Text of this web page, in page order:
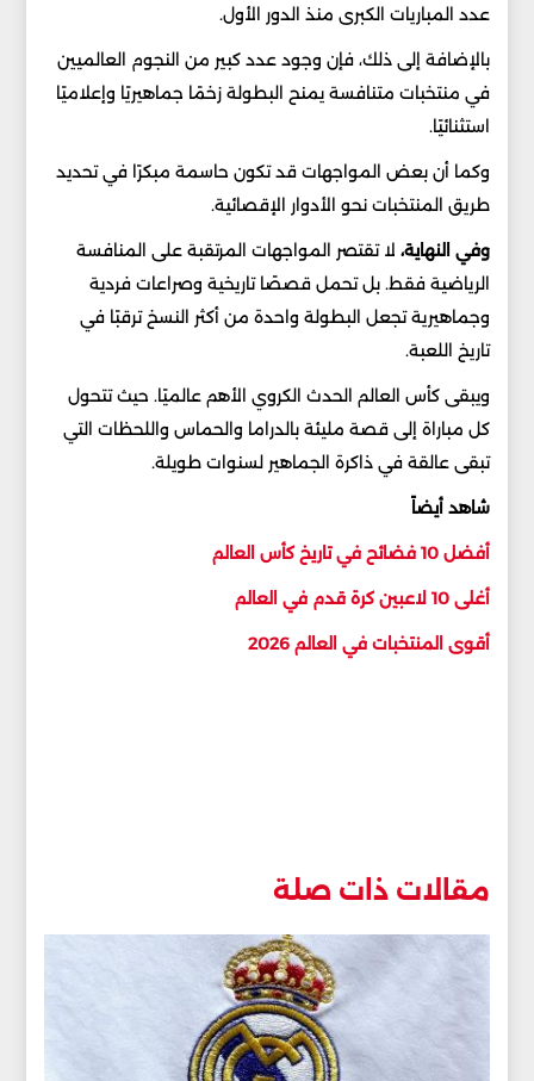
عدد المباريات الكبرى منذ الدور الأول.
بالإضافة إلى ذلك، فإن وجود عدد كبير من النجوم العالميين
في منتخبات متنافسة يمنح البطولة زخمًا جماهيريًا وإعلاميًا
استثنائيًا.
وكما أن بعض المواجهات قد تكون حاسمة مبكرًا في تحديد
طريق المنتخبات نحو الأدوار الإقصائية.
وفي النهاية، لا تقتصر المواجهات المرتقبة على المنافسة
الرياضية فقط. بل تحمل قصصًا تاريخية وصراعات فردية
وجماهيرية تجعل البطولة واحدة من أكثر النسخ ترقبًا في
تاريخ اللعبة.
ويبقى كأس العالم الحدث الكروي الأهم عالميًا. حيث تتحول
كل مباراة إلى قصة مليئة بالدراما والحماس واللحظات التي
تبقى عالقة في ذاكرة الجماهير لسنوات طويلة.
شاهد أيضاً
أفضل 10 فضائح في تاريخ كأس العالم
أغلى 10 لاعبين كرة قدم في العالم
أقوى المنتخبات في العالم 2026
مقالات ذات صلة